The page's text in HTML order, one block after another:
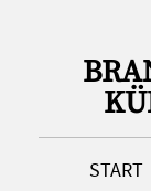
START